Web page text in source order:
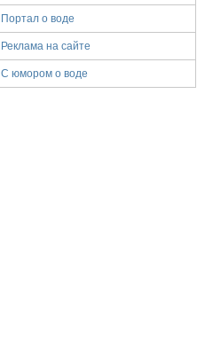
Портал о воде
Реклама на сайте
С юмором о воде